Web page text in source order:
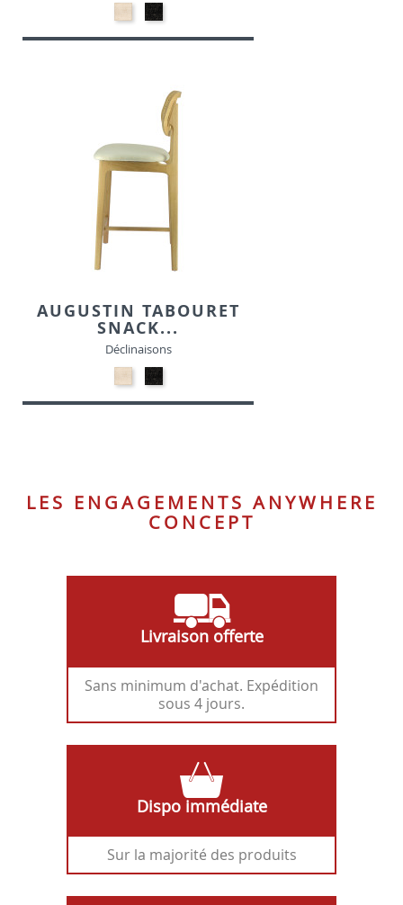
24-
Beige
-
24-
Noir
-
AUGUSTIN TABOURET
SNACK...
Déclinaisons
24-
Beige
-
24-
Noir
-
LES ENGAGEMENTS ANYWHERE
CONCEPT
Livraison offerte
Sans minimum d'achat. Expédition
sous 4 jours.
Dispo immédiate
Sur la majorité des produits